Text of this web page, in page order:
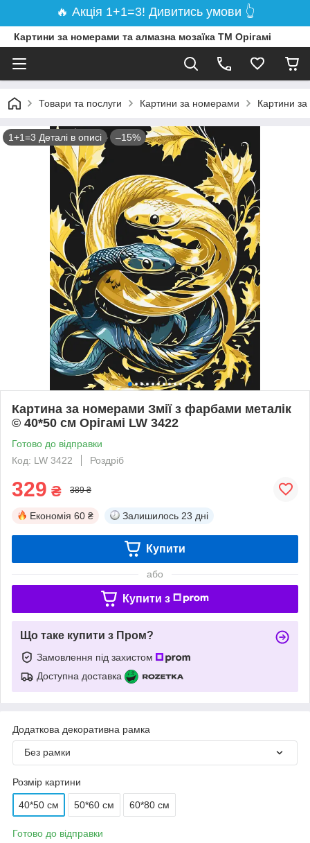
🔥 Акція 1+1=3! Дивитись умови 👆
Картини за номерами та алмазна мозаїка ТМ Орігамі
Товари та послуги Картини за номерами Картини
1+1=3 Деталі в описі –15%
Картина за номерами Змії з фарбами металік
© 40*50 см Орігамі LW 3422
Готово до відправки
Код: LW 3422
Роздріб
329 ₴ 389 ₴
Економія 60 ₴ Залишилось 23 дні
Купити
або
Купити з
Що таке купити з Пром?
Замовлення під захистом
Доступна доставка
Додаткова декоративна рамка
Без рамки
Розмір картини
40*50 см 50*60 см 60*80 см
Готово до відправки